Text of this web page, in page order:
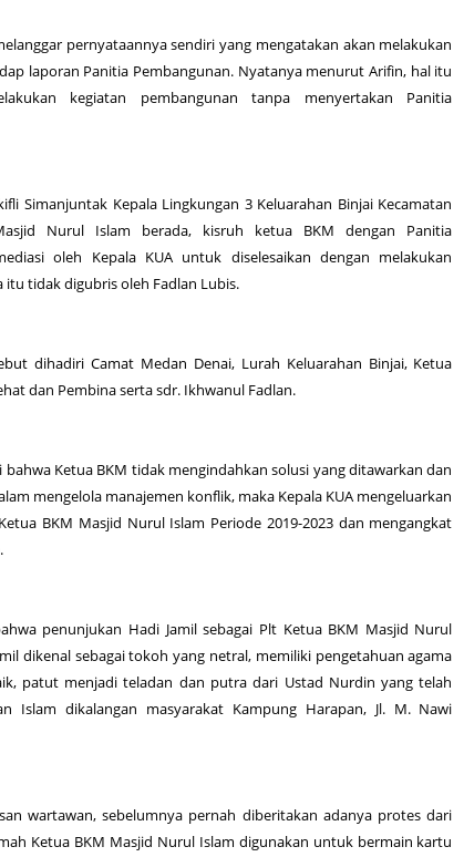
pernyataannya sendiri yang mengatakan akan melakukan
laporan Panitia Pembangunan. Nyatanya menurut Arifin, hal itu
kegiatan pembangunan tanpa menyertakan Panitia
Simanjuntak Kepala Lingkungan 3 Keluarahan Binjai Kecamatan
Nurul Islam berada, kisruh ketua BKM dengan Panitia
oleh Kepala KUA untuk diselesaikan dengan melakukan
tidak digubris oleh Fadlan Lubis.
dihadiri Camat Medan Denai, Lurah Keluarahan Binjai, Ketua
dan Pembina serta sdr. Ikhwanul Fadlan.
bahwa Ketua BKM tidak mengindahkan solusi yang ditawarkan dan
mengelola manajemen konflik, maka Kepala KUA mengeluarkan
BKM Masjid Nurul Islam Periode 2019-2023 dan mengangkat
penunjukan Hadi Jamil sebagai Plt Ketua BKM Masjid Nurul
dikenal sebagai tokoh yang netral, memiliki pengetahuan agama
patut menjadi teladan dan putra dari Ustad Nurdin yang telah
Islam dikalangan masyarakat Kampung Harapan, Jl. M. Nawi
wartawan, sebelumnya pernah diberitakan adanya protes dari
Ketua BKM Masjid Nurul Islam digunakan untuk bermain kartu